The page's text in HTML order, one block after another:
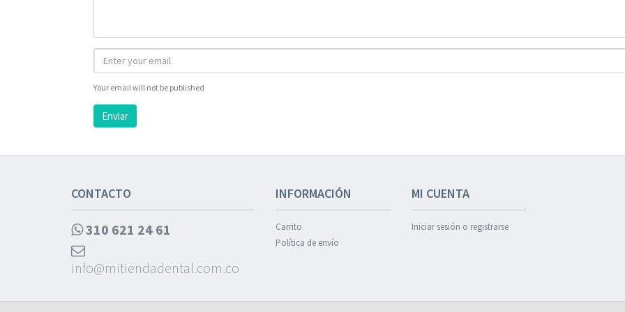
Your email will not be published
Enviar
CONTACTO
310 621 24 61
info@mitiendadental.com.co
INFORMACIÓN
Carrito
Política de envío
MI CUENTA
Iniciar sesión o registrarse